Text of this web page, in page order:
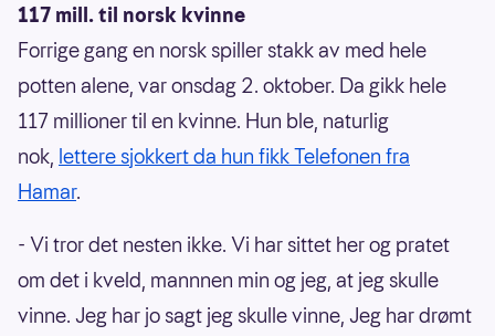
117 mill. til norsk kvinne
Forrige gang en norsk spiller stakk av med hele
potten alene, var onsdag 2. oktober. Da gikk hele
117 millioner til en kvinne. Hun ble, naturlig
nok, lettere sjokkert da hun fikk Telefonen fra
Hamar.
- Vi tror det nesten ikke. Vi har sittet her og pratet
om det i kveld, mannnen min og jeg, at jeg skulle
vinne. Jeg har jo sagt jeg skulle vinne, Jeg har drømt